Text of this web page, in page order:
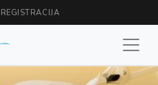
REGISTRACIJA